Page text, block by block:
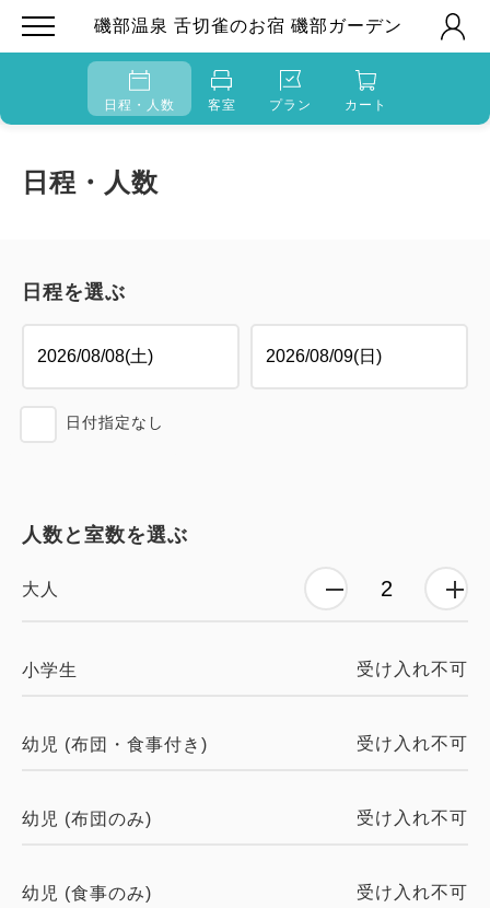
磯部温泉 舌切雀のお宿 磯部ガーデン
日程・人数 客室 プラン カート
日程・人数
日程を選ぶ
日付指定なし
人数と室数を選ぶ
大人
小学生 受け入れ不可
幼児 (布団・食事付き) 受け入れ不可
幼児 (布団のみ) 受け入れ不可
幼児 (食事のみ) 受け入れ不可